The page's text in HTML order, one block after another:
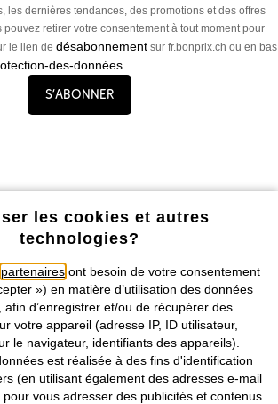
les dernières tendances, des promotions et des offres
retirer votre consentement à tout moment pour
le lien de désabonnement sur fr.bonprix.ch ou en bas
des-données
S’abonner
les cookies et autres
technologies?
partenaires ont besoin de votre consentement
») en matière d’utilisation des données
afin d’enregistrer et/ou de récupérer des
votre appareil (adresse IP, ID utilisateur,
le navigateur, identifiants des appareils).
est réalisée à des fins d'identification
(en utilisant également des adresses e-mail
vous adresser des publicités et contenus